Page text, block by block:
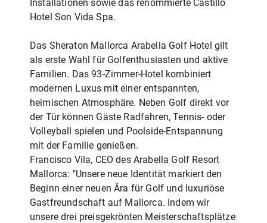
Installationen sowie das renommierte Castillo
Hotel Son Vida Spa.
Das Sheraton Mallorca Arabella Golf Hotel gilt
als erste Wahl für Golfenthusiasten und aktive
Familien. Das 93-Zimmer-Hotel kombiniert
modernen Luxus mit einer entspannten,
heimischen Atmosphäre. Neben Golf direkt vor
der Tür können Gäste Radfahren, Tennis- oder
Volleyball spielen und Poolside-Entspannung
mit der Familie genießen.
Francisco Vila, CEO des Arabella Golf Resort
Mallorca: "Unsere neue Identität markiert den
Beginn einer neuen Ära für Golf und luxuriöse
Gastfreundschaft auf Mallorca. Indem wir
unsere drei preisgekrönten Meisterschaftsplätze